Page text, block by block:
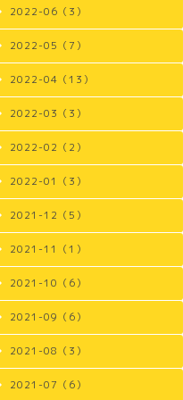
2022-06（3）
2022-05（7）
2022-04（13）
2022-03（3）
2022-02（2）
2022-01（3）
2021-12（5）
2021-11（1）
2021-10（6）
2021-09（6）
2021-08（3）
2021-07（6）